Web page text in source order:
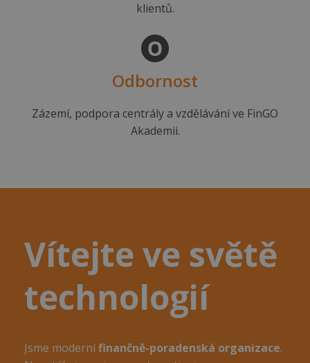
klientů.
Odbornost
Zázemí, podpora centrály a vzdělávání ve FinGO
Akademii.
Vítejte ve světě
technologií
Jsme modernífinančně-poradenská organizace.